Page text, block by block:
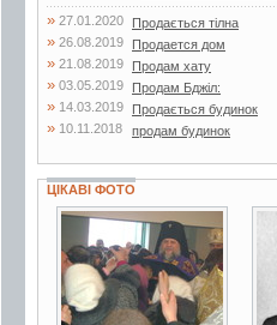
» 27.01.2020 Продається тілна
» 26.08.2019 Продается дом
» 21.08.2019 Продам хату
» 03.05.2019 Продам Бджiл:
» 14.03.2019 Продається будинок
» 10.11.2018 продам будинок
ЦІКАВІ ФОТО
7 фото